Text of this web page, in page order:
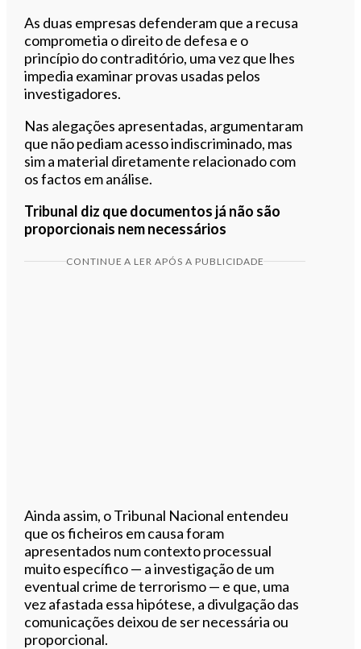
As duas empresas defenderam que a recusa
comprometia o direito de defesa e o
princípio do contraditório, uma vez que lhes
impedia examinar provas usadas pelos
investigadores.
Nas alegações apresentadas, argumentaram
que não pediam acesso indiscriminado, mas
sim a material diretamente relacionado com
os factos em análise.
Tribunal diz que documentos já não são
proporcionais nem necessários
CONTINUE A LER APÓS A PUBLICIDADE
Ainda assim, o Tribunal Nacional entendeu
que os ficheiros em causa foram
apresentados num contexto processual
muito específico — a investigação de um
eventual crime de terrorismo — e que, uma
vez afastada essa hipótese, a divulgação das
comunicações deixou de ser necessária ou
proporcional.